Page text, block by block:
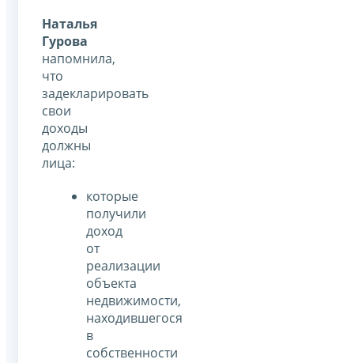
Наталья
Гурова
напомнила,
что
задекларировать
свои
доходы
должны
лица:
которые
получили
доход
от
реализации
объекта
недвижимости,
находившегося
в
собственности